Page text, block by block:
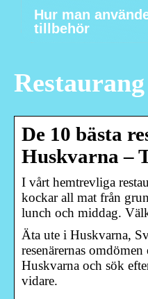
Hur man
tillbehör
De 10 bästa
Huskvarna –
I vårt hemtrevliga
kockar all mat från
lunch och middag.
Äta ute i Huskvarna,
resenärernas
Huskvarna och sök
vidare.